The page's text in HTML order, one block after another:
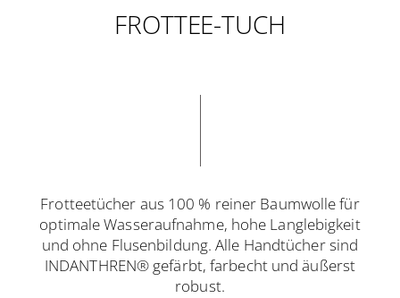
FROTTEE-TUCH
Frotteetücher aus 100 % reiner Baumwolle für
optimale Wasseraufnahme, hohe Langlebigkeit
und ohne Flusenbildung. Alle Handtücher sind
INDANTHREN® gefärbt, farbecht und äußerst
robust.